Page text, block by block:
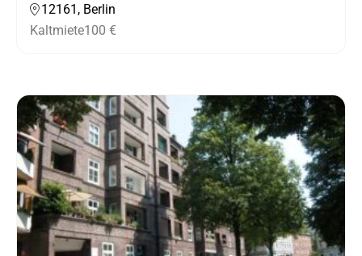
12161, Berlin
Kaltmiete100 €